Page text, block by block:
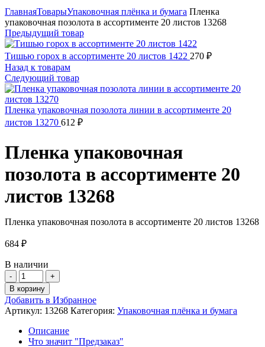
ГлавнаяТоварыУпаковочная плёнка и бумага Пленка
упаковочная позолота в ассортименте 20 листов 13268
Предыдущий товар
Тишью горох в ассортименте 20 листов 1422 270 ₽
Назад к товарам
Следующий товар
Пленка упаковочная позолота линии в ассортименте 20
листов 13270 612 ₽
Пленка упаковочная
позолота в ассортименте 20
листов 13268
Пленка упаковочная позолота в ассортименте 20 листов 13268
684 ₽
В наличии
Количество
товара
Пленка
упаковочная
позолота
в
ассортименте
В корзину
Добавить в Избранное
Артикул: 13268 Категория: Упаковочная плёнка и бумага
Описание
Что значит "Предзаказ"